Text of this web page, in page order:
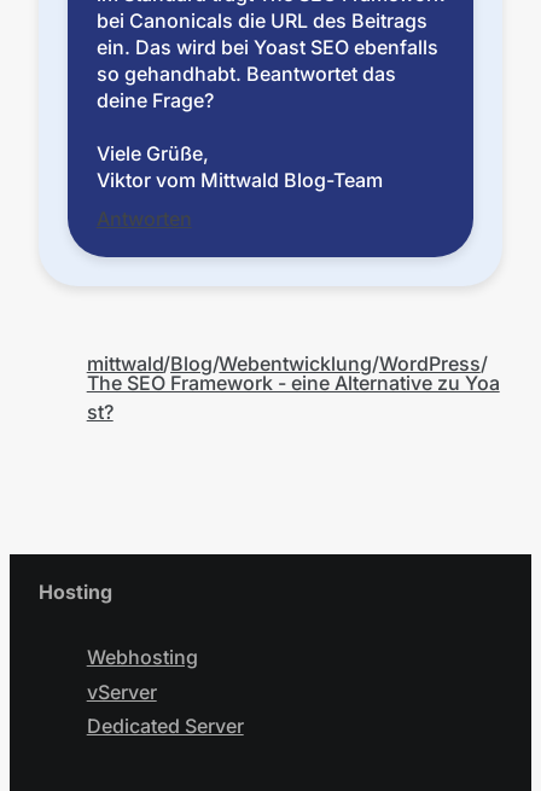
bei Canonicals die URL des Beitrags
ein. Das wird bei Yoast SEO ebenfalls
so gehandhabt. Beantwortet das
deine Frage?
Viele Grüße,
Viktor vom Mittwald Blog-Team
Antworten
mittwald Blog Webentwicklung WordPress
The SEO Framework - eine Alternative zu Yoa
st?
Hosting
Webhosting
vServer
Dedicated Server